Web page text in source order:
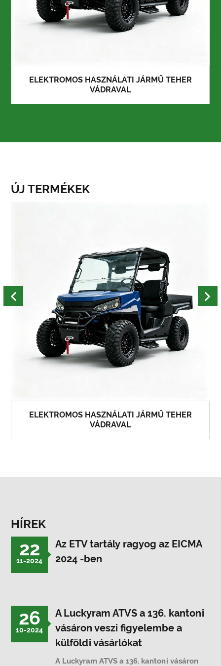
ELEKTROMOS HASZNÁLATI JÁRMŰ TEHER
VÁDRAVAL
ÚJ TERMÉKEK
ELEKTROMOS HASZNÁLATI JÁRMŰ TEHER
VÁDRAVAL
HÍREK
Az ETV tartály ragyog az EICMA
2024 -ben
22
11-2024
A Luckyram ATVS a 136. kantoni
vásáron veszi figyelembe a
külföldi vásárlókat
A Luckyram ATVS a 136. kantoni vásáron
26
10-2024